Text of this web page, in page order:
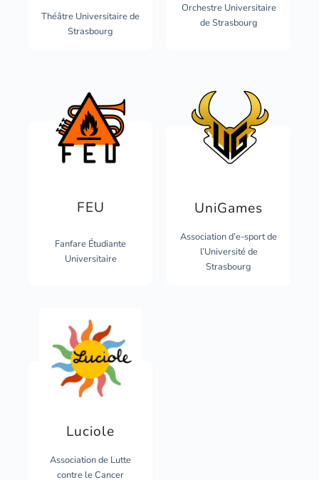
Théâtre Universitaire de
Strasbourg
Orchestre Universitaire
de Strasbourg
FEU
Fanfare Étudiante
Universitaire
UniGames
Association d’e-sport de
l’Université de
Strasbourg
Luciole
Association de Lutte
contre le Cancer